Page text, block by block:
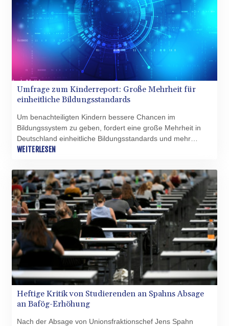
Umfrage zum Kinderreport: Große Mehrheit für
einheitliche Bildungsstandards
Um benachteiligten Kindern bessere Chancen im
Bildungssystem zu geben, fordert eine große Mehrheit in
Deutschland einheitliche Bildungsstandards und mehr
staatliche Investitionen. Laut einer am Dienstag
Kinderhilfswerkes sehen zudem sowohl die allermeisten
Erwachsenen sowie Kinder und Jugendlichen eine
verbindliche Demokratiebildung in Schulen und mehr
Mitbestimmungsmöglichkeiten für Schülerinnen und Schüler
als wichtige Maßnahmen, um Teilhabe und demokratisches
Lernen zu fördern.
WEITERLESEN
Heftige Kritik von Studierenden an Spahns Absage
an Bafög-Erhöhung
Nach der Absage von Unionsfraktionschef Jens Spahn